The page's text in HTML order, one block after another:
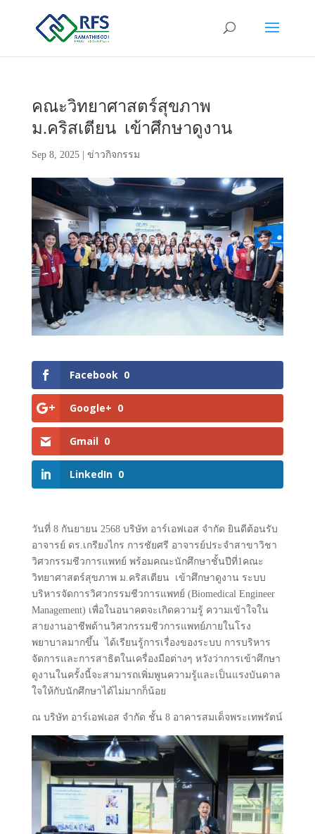
คณะวิทยาศาสตร์สุขภาพ
ม.คริสเตียน เข้าศึกษาดูงาน
Sep 8, 2025| ข่าวกิจกรรม
Facebook 0
Google+ 0
Gmail 0
LinkedIn 0
วันที่ 8 กันยายน 2568 บริษัท อาร์เอฟเอส จำกัด ยินดีต้อนรับ
อาจารย์ ดร.เกรียงไกร การชัยศรี อาจารย์ประจําสาขาวิชา
วิศวกรรมชีวการแพทย์ พร้อมคณะนักศึกษาชั้นปีที่1คณะ
วิทยาศาสตร์สุขภาพ ม.คริสเตียน
เข้าศึกษาดูงาน ระบบ
บริหารจัดการวิศวกรรมชีวการแพทย์ (Biomedical Engineer
Management) เพื่อในอนาคตจะเกิดความรู้ ความเข้าใจใน
สายงานอาชีพด้านวิศวกรรมชีวการแพทย์ภายในโรง
พยาบาลมากขึ้น ได้เรียนรู้การเรื่องของระบบ การบริหาร
จัดการและการสาธิตในเครื่องมือต่างๆ หวังว่าการเข้าศึกษา
ดูงานในครั้งนี้จะสามารถเพิ่มพูนความรู้และเป็นแรงบันดาล
ใจให้กับนักศึกษาได้ไม่มากก็น้อย
ณ บริษัท อาร์เอฟเอส จำกัด ชั้น 8 อาคารสมเด็จพระเทพรัตน์